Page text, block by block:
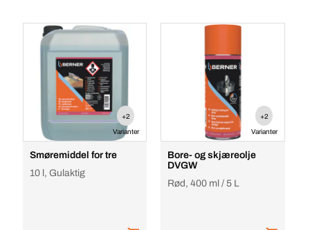
+2
Varianter
Smøremiddel for tre
10 l, Gulaktig
+2
Varianter
Bore- og skjæreolje
DVGW
Rød, 400 ml / 5 L